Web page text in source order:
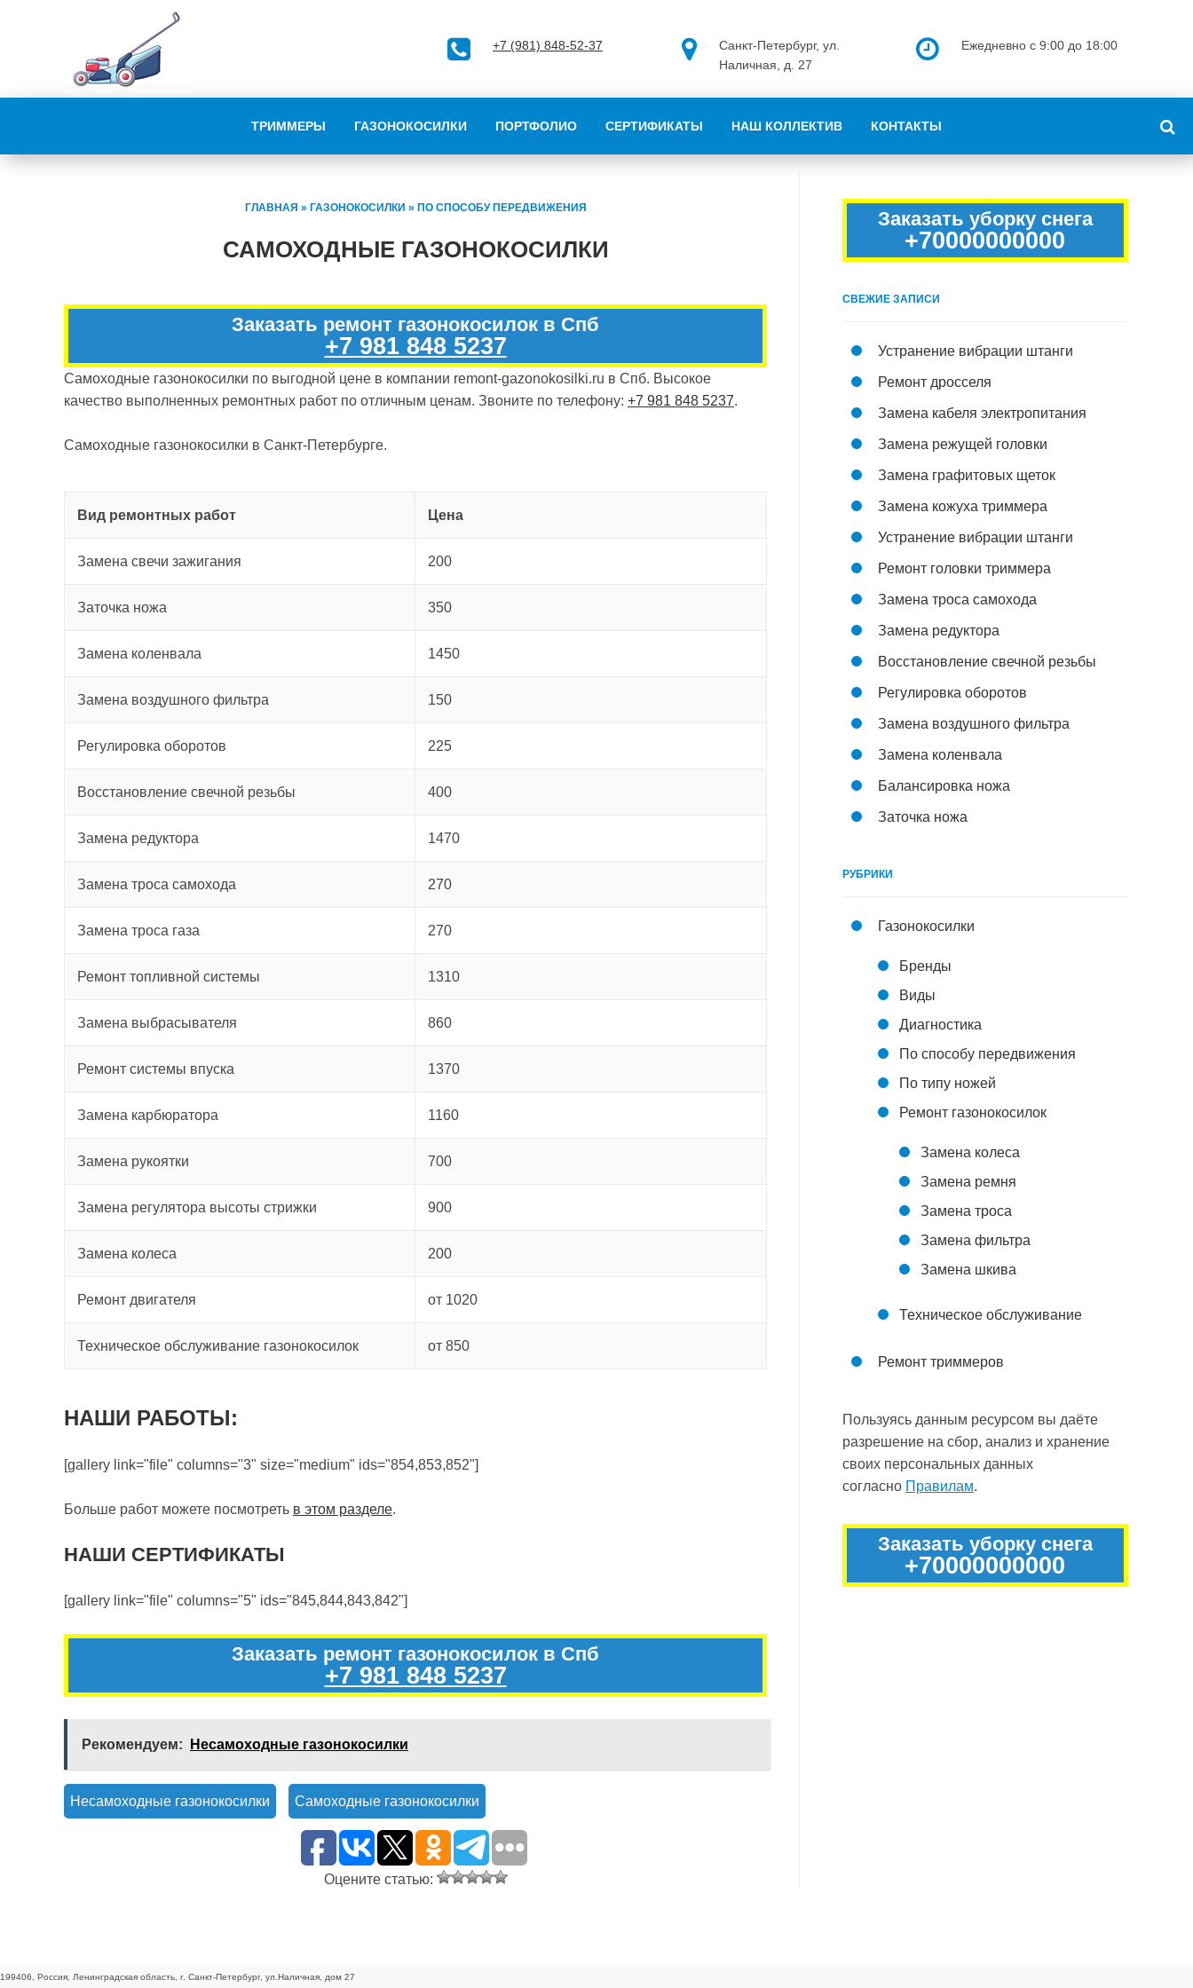
Ежедневно с 9:00 до 18:00
Санкт-Петербург, ул.
Наличная, д. 27
+7 (981) 848-52-37
ТРИММЕРЫ ГАЗОНОКОСИЛКИ ПОРТФОЛИО СЕРТИФИКАТЫ НАШ КОЛЛЕКТИВ КОНТАКТЫ
ГЛАВНАЯ » ГАЗОНОКОСИЛКИ » ПО СПОСОБУ ПЕРЕДВИЖЕНИЯ
САМОХОДНЫЕ ГАЗОНОКОСИЛКИ
Заказать ремонт газонокосилок в Спб
+7 981 848 5237
Самоходные газонокосилки по выгодной цене в компании remont-gazonokosilki.ru в Спб. Высокое
качество выполненных ремонтных работ по отличным ценам. Звоните по телефону: +7 981 848 5237.
Самоходные газонокосилки в Санкт-Петербурге.
Вид ремонтных работ Цена
Замена свечи зажигания 200
Заточка ножа 350
Замена коленвала 1450
Замена воздушного фильтра 150
Регулировка оборотов 225
Восстановление свечной резьбы 400
Замена редуктора 1470
Замена троса самохода 270
Замена троса газа 270
Ремонт топливной системы 1310
Замена выбрасывателя 860
Ремонт системы впуска 1370
Замена карбюратора 1160
Замена рукоятки 700
Замена регулятора высоты стрижки 900
Замена колеса 200
Ремонт двигателя от 1020
Техническое обслуживание газонокосилок от 850
НАШИ РАБОТЫ:
[gallery link="file" columns="3" size="medium" ids="854,853,852"]
Больше работ можете посмотреть в этом разделе.
НАШИ СЕРТИФИКАТЫ
[gallery link="file" columns="5" ids="845,844,843,842"]
Заказать ремонт газонокосилок в Спб
+7 981 848 5237
Рекомендуем: Несамоходные газонокосилки
Несамоходные газонокосилки Самоходные газонокосилки
Оцените статью:
Заказать уборку снега
+70000000000
СВЕЖИЕ ЗАПИСИ
Устранение вибрации штанги
Ремонт дросселя
Замена кабеля электропитания
Замена режущей головки
Замена графитовых щеток
Замена кожуха триммера
Устранение вибрации штанги
Ремонт головки триммера
Замена троса самохода
Замена редуктора
Восстановление свечной резьбы
Регулировка оборотов
Замена воздушного фильтра
Замена коленвала
Балансировка ножа
Заточка ножа
РУБРИКИ
Газонокосилки
Бренды
Виды
Диагностика
По способу передвижения
По типу ножей
Ремонт газонокосилок
Замена колеса
Замена ремня
Замена троса
Замена фильтра
Замена шкива
Техническое обслуживание
Ремонт триммеров
Пользуясь данным ресурсом вы даёте
разрешение на сбор, анализ и хранение
своих персональных данных
согласно Правилам.
Заказать уборку снега
+70000000000
199406 Россия Ленинградская область , г. Санкт-Петербург, ул. Наличная, дом 27